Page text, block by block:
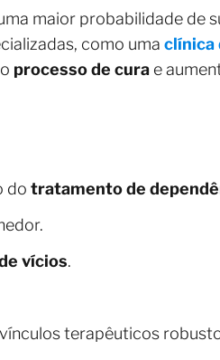
maior probabilidade de
como uma clínica
processo de cura e
do tratamento de
vícios.
terapêuticos